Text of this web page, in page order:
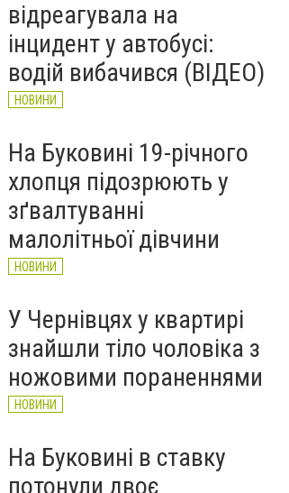
Денис Прокопів отримав
«Золотий хрест»
Головнокомандувача ЗСУ
НОВИНИ
відреагувала на
інцидент у автобусі:
водій вибачився (ВІДЕО)
НОВИНИ
На Буковині 19-річного
хлопця підозрюють у
зґвалтуванні
малолітньої дівчини
НОВИНИ
У Чернівцях у квартирі
знайшли тіло чоловіка з
ножовими пораненнями
НОВИНИ
На Буковині в ставку
потонули двоє